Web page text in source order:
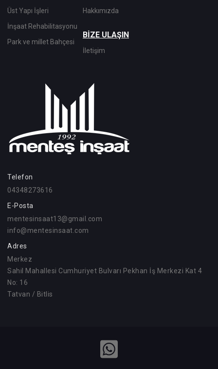
Üst Yapı İşleri
İnşaat Rehabilitasyonu
Park ve millet Bahçesi
Hakkımızda
BİZE ULAŞIN
İletişim
Telefon
04348273616
E-Posta
mentesinsaat13@gmail.com
info@mentesinsaat.com
Adres
Merkez
Sahil Mahallesi Cumhuriyet Bulvarı Pekhan İş Merkezi Kat 4
No: 16
Tatvan / Bitlis